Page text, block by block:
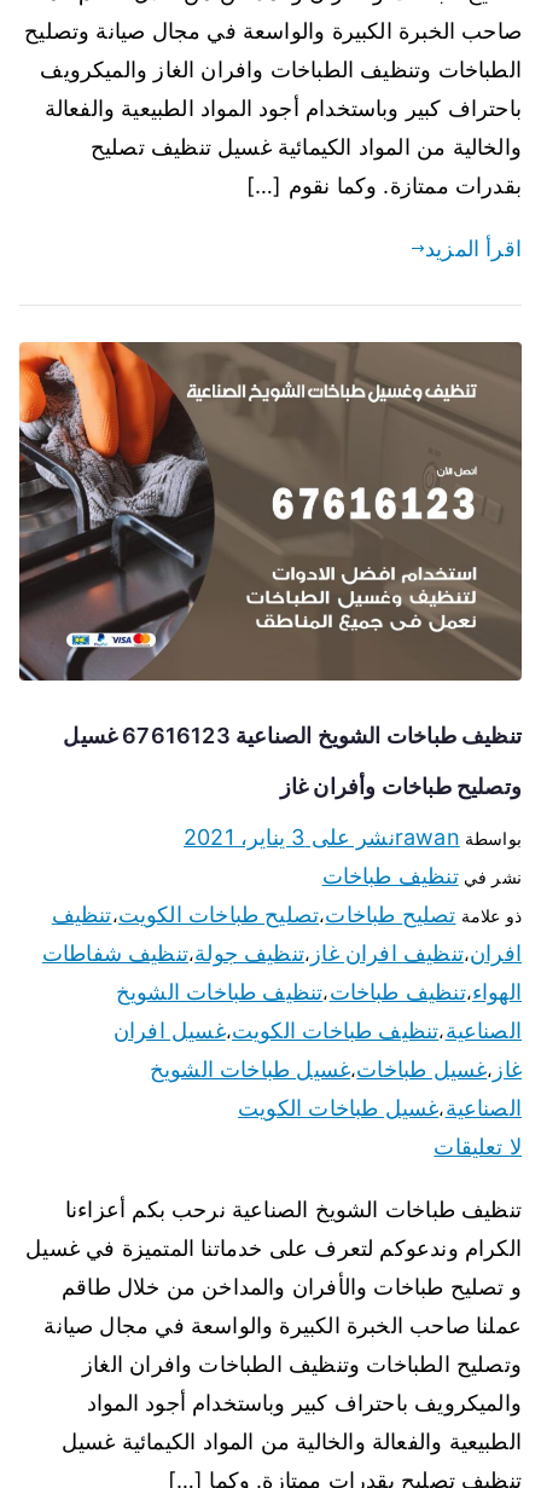
صاحب الخبرة الكبيرة والواسعة في مجال صيانة وتصليح
الطباخات وتنظيف الطباخات وافران الغاز والميكرويف
باحتراف كبير وباستخدام أجود المواد الطبيعية والفعالة
والخالية من المواد الكيمائية غسيل تنظيف تصليح
بقدرات ممتازة. وكما نقوم […]
اقرأ المزيد
تنظيف طباخات الشويخ الصناعية 67616123 غسيل
وتصليح طباخات وأفران غاز
بواسطة rawanنشر على 3 يناير، 2021
نشر فيتنظيف طباخات
ذو علامة تصليح طباخات،تصليح طباخات الكويت،تنظيف
افران،تنظيف افران غاز ،تنظيف جولة،تنظيف شفاطات
الهواء،تنظيف طباخات،تنظيف طباخات الشويخ
الصناعية،تنظيف طباخات الكويت،غسيل افران
غاز ،غسيل طباخات،غسيل طباخات الشويخ
الصناعية،غسيل طباخات الكويت
لا تعليقات
تنظيف طباخات الشويخ الصناعية نرحب بكم أعزاءنا
الكرام وندعوكم لتعرف على خدماتنا المتميزة في غسيل
و تصليح طباخات والأفران والمداخن من خلال طاقم
عملنا صاحب الخبرة الكبيرة والواسعة في مجال صيانة
وتصليح الطباخات وتنظيف الطباخات وافران الغاز
والميكرويف باحتراف كبير وباستخدام أجود المواد
الطبيعية والفعالة والخالية من المواد الكيمائية غسيل
تنظيف تصليح بقدرات ممتازة. وكما […]